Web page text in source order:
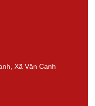
Xã Vân Canh